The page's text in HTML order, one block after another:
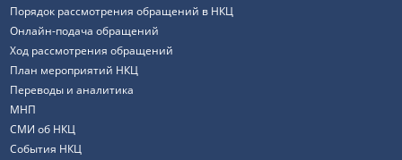
Порядок рассмотрения обращений в НКЦ
Онлайн-подача обращений
Ход рассмотрения обращений
План мероприятий НКЦ
Переводы и аналитика
МНП
СМИ об НКЦ
События НКЦ